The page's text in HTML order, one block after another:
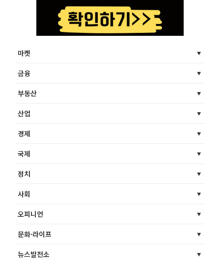
마켓
금융
부동산
산업
경제
국제
정치
사회
오피니언
문화·라이프
뉴스발전소